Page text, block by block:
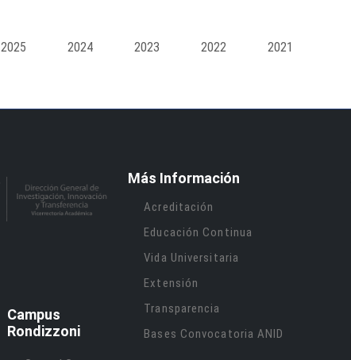
2025 2024 2023 2022 2021
Campus
Rondizzoni
Más Información
Acreditación
Educación Continua
Vida Universitaria
Extensión
Transparencia
Bases Convocatoria ANID